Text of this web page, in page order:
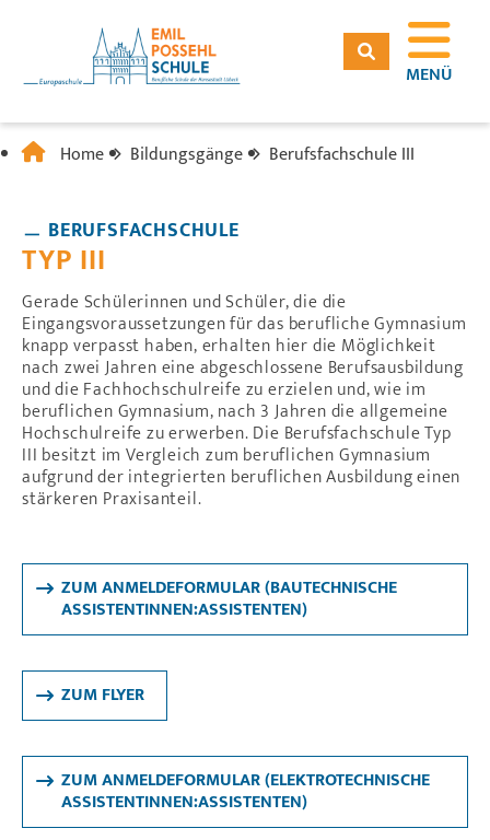
MENÜ
Home Bildungsgänge Berufsfachschule III
BERUFSFACHSCHULE
TYP III
Gerade Schülerinnen und Schüler, die die
Eingangsvoraussetzungen für das berufliche Gymnasium
knapp verpasst haben, erhalten hier die Möglichkeit
nach zwei Jahren eine abgeschlossene Berufsausbildung
und die Fachhochschulreife zu erzielen und, wie im
beruflichen Gymnasium, nach 3 Jahren die allgemeine
Hochschulreife zu erwerben. Die Berufsfachschule Typ
III besitzt im Vergleich zum beruflichen Gymnasium
aufgrund der integrierten beruflichen Ausbildung einen
stärkeren Praxisanteil.
ZUM ANMELDEFORMULAR (BAUTECHNISCHE
ASSISTENTINNEN:ASSISTENTEN)
ZUM FLYER
ZUM ANMELDEFORMULAR (ELEKTROTECHNISCHE
ASSISTENTINNEN:ASSISTENTEN)